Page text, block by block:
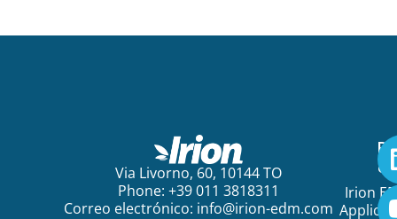
Via Livorno, 60, 10144 TO
Phone: +39 011 3818311
Correo electrónico: info@irion-edm.com
Irion